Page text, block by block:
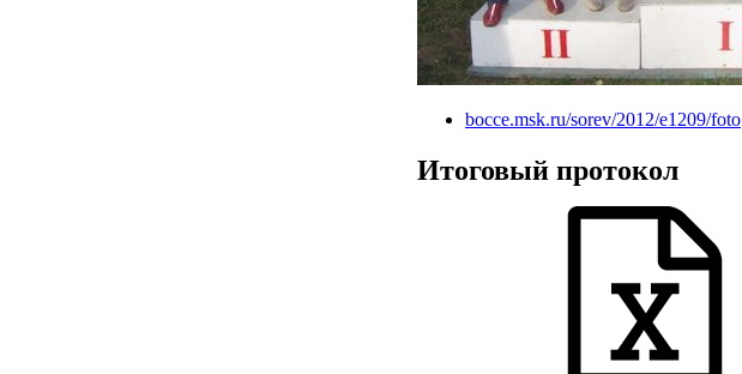
bocce.msk.ru/sorev/2012/e1209/foto
Итоговый протокол